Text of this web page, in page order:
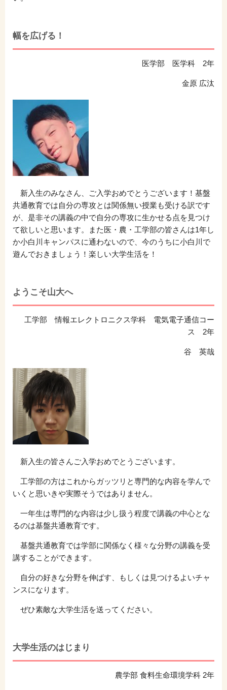
幅を広げる！
医学部 医学科 2年
金原 広汰
新入生のみなさん、ご入学おめでとうございます！基盤
共通教育では自分の専攻とは関係無い授業も受ける訳です
が、是非その講義の中で自分の専攻に生かせる点を見つけ
て欲しいと思います。また医・農・工学部の皆さんは1年し
か小白川キャンパスに通わないので、今のうちに小白川で
遊んでおきましょう！楽しい大学生活を！
ようこそ山大へ
工学部 情報エレクトロニクス学科 電気電子通信コー
ス 2年
谷 英哉
新入生の皆さんご入学おめでとうございます。
工学部の方はこれからガッツリと専門的な内容を学んで
いくと思いきや実際そうではありません。
一年生は専門的な内容は少し扱う程度で講義の中心とな
るのは基盤共通教育です。
基盤共通教育では学部に関係なく様々な分野の講義を受
講することができます。
自分の好きな分野を伸ばす、もしくは見つけるよいチャ
ンスになります。
ぜひ素敵な大学生活を送ってください。
大学生活のはじまり
農学部 食料生命環境学科 2年